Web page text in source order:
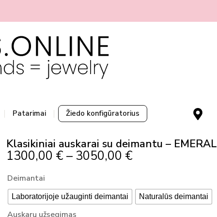
Patarimai Žiedo konfigūratorius
M
a
-
k
e
Klasikiniai auskarai su deimantu –
1300,00 € – 3050,00 €
Through
3050,00 €
Deimantai
Laboratorijoje užauginti deimantai Naturalūs deimantai
Auskarų užsegimas
produkto
Klasikiniai
auskarai